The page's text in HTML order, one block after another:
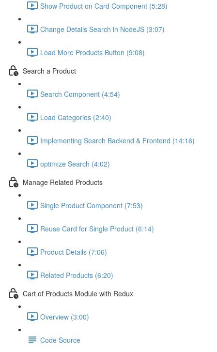
Show Product on Card Component (5:28)
Change Details Search in NodeJS (3:07)
Load More Products Button (9:08)
Search a Product
Search Component (4:54)
Load Categories (2:40)
Implementing Search Backend & Frontend (14:16)
optimize Search (4:02)
Manage Related Products
Single Product Component (7:53)
Reuse Card for Single Product (6:14)
Product Details (7:06)
Related Products (6:20)
Cart of Products Module with Redux
Overview (3:00)
Code Source